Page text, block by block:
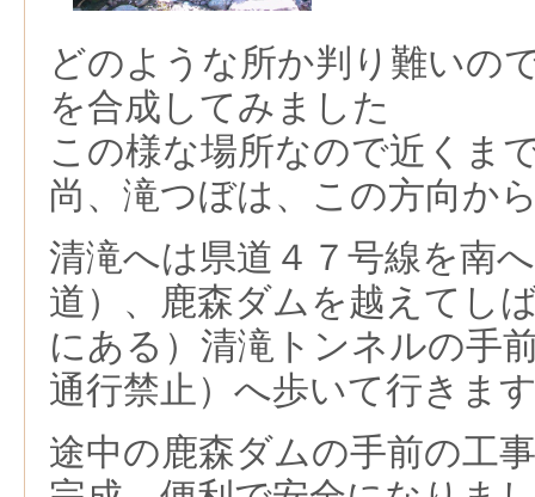
どのような所か判り難いの
を合成してみました
この様な場所なので近くま
尚、滝つぼは、この方向か
清滝へは県道４７号線を南
道）、鹿森ダムを越えてし
にある）清滝トンネルの手
通行禁止）へ歩いて行きま
途中の鹿森ダムの手前の工